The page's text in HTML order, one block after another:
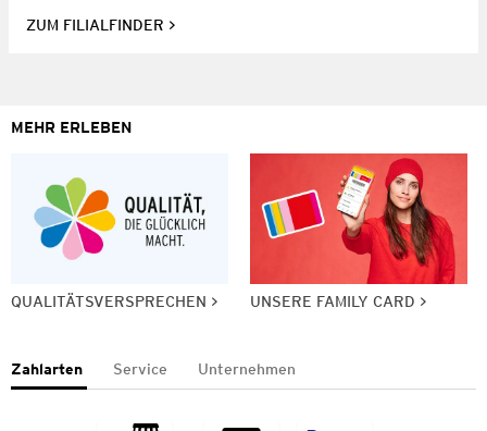
ZUM FILIALFINDER
MEHR ERLEBEN
QUALITÄTSVERSPRECHEN UNSERE FAMILY CARD
Zahlarten Service Unternehmen